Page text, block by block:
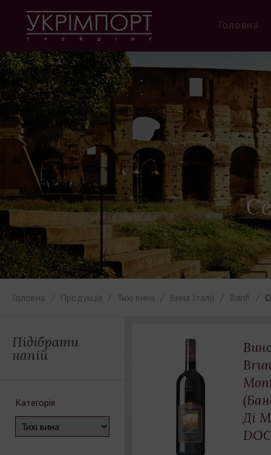
Головна
Головна Продукція Тихі вина Вина Італії Banfi
Підібрати
напій
Категорія
Ді